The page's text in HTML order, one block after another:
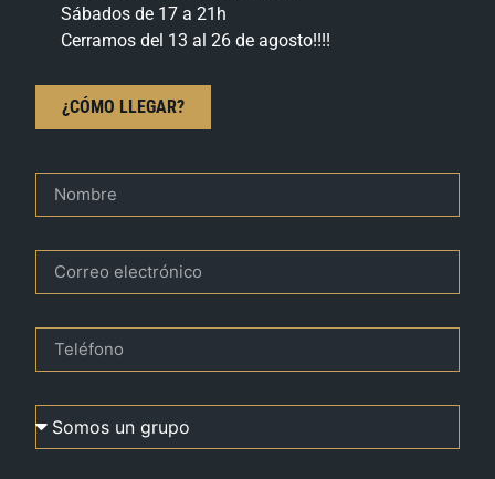
Sábados de 17 a 21h
Cerramos del 13 al 26 de agosto!!!!
¿CÓMO LLEGAR?